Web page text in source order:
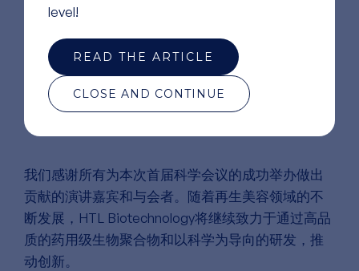
level!
READ THE ARTICLE
CLOSE AND CONTINUE
我们感谢所有为本次首届科学会议的成功举办做出
贡献的演讲嘉宾和与会者。随着再生美容领域的不
断发展，HTL Biotechnology将继续致力于通过高品
质的药用级生物聚合物和以科学为导向的研发，推
动创新。